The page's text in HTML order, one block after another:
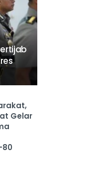
Gelar
80